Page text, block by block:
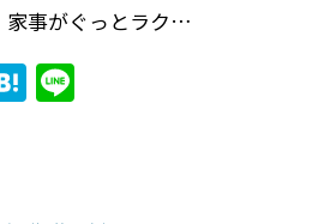
家事がぐっとラク…
H
at